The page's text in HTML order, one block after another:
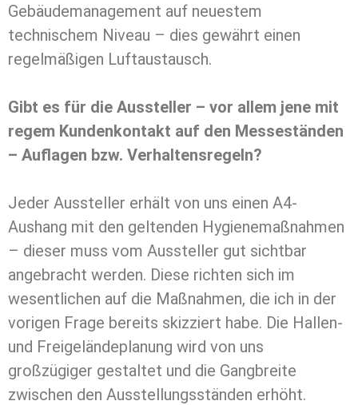
Gebäudemanagement auf neuestem
technischem Niveau – dies gewährt einen
regelmäßigen Luftaustausch.
Gibt es für die Aussteller – vor allem jene mit
regem Kundenkontakt auf den Messeständen
– Auflagen bzw. Verhaltensregeln?
Jeder Aussteller erhält von uns einen A4-
Aushang mit den geltenden Hygienemaßnahmen
– dieser muss vom Aussteller gut sichtbar
angebracht werden. Diese richten sich im
wesentlichen auf die Maßnahmen, die ich in der
vorigen Frage bereits skizziert habe. Die Hallen-
und Freigeländeplanung wird von uns
großzügiger gestaltet und die Gangbreite
zwischen den Ausstellungsständen erhöht.